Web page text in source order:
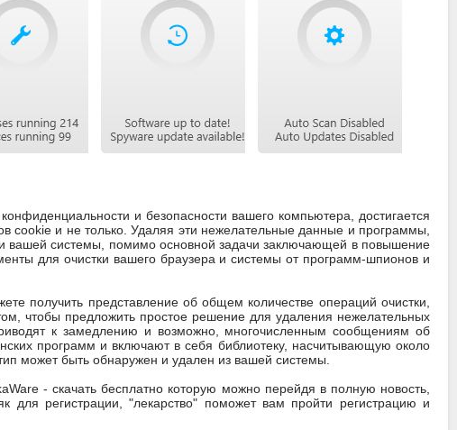
и безопасности вашего компьютера, достигается
cookie и не только. Удаляя эти нежелательные данные и программы,
вашей системы, помимо основной задачи заключающей в повышение
для очистки вашего браузера и системы от программ-шпионов и
получить представление об общем количестве операций очистки,
чтобы предложить простое решение для удаления нежелательных
к замедлению и возможно, многочисленным сообщениям об
программ и включают в себя библиотеку, насчитывающую около
может быть обнаружен и удален из вашей системы.
- скачать бесплатно которую можно перейдя в полную новость,
для регистрации, "лекарство" поможет вам пройти регистрацию и